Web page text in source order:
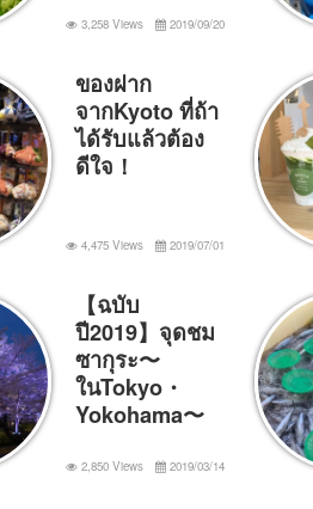
3,258 Views 2019/09/20
ของฝาก
จากKyoto ที่ถ้า
ได้รับแล้วต้อง
ดีใจ！
4,475 Views 2019/07/01
【ฉบับ
ปี2019】จุดชม
ซากุระ〜
ในTokyo・
Yokohama〜
2,850 Views 2019/03/14